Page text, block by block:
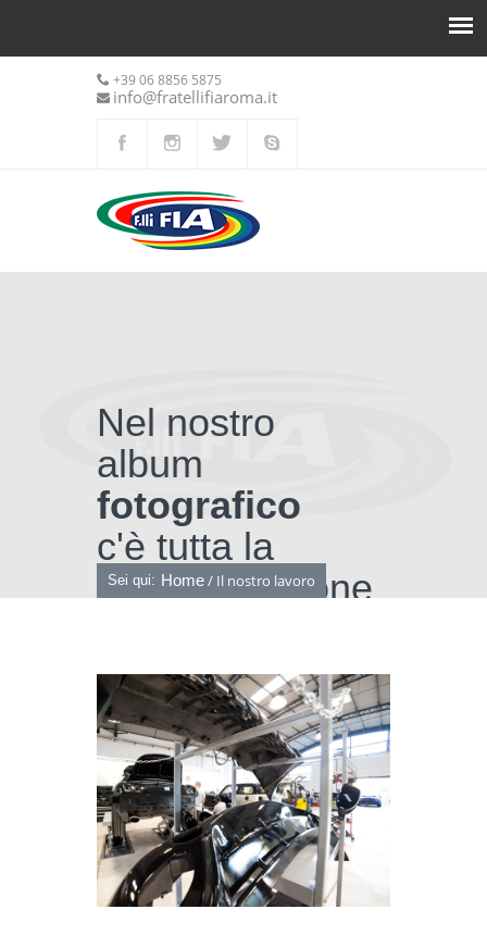
+39 06 8856 5875
info@fratellifiaroma.it
Nel nostro
album
fotografico
c'è tutta la
nostra passione
Tu sei qui
Sei qui: Home/ Il nostro lavoro